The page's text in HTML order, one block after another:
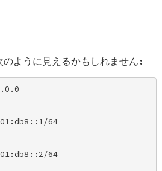
ように見えるかもしれません:
64
64